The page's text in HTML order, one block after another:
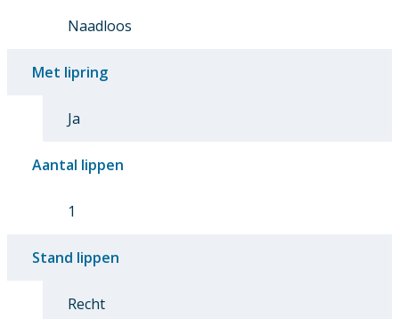
Naadloos
Met lipring
Ja
Aantal lippen
1
Stand lippen
Recht